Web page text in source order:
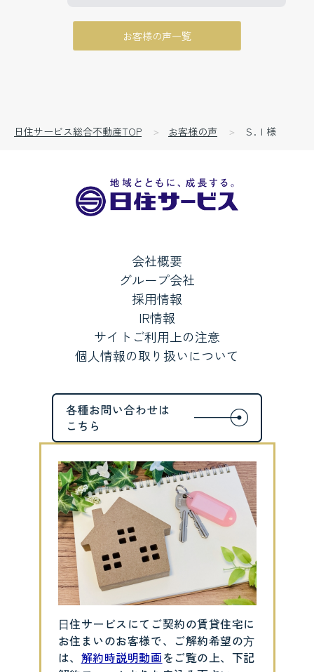
お客様の声一覧
日住サービス総合不動産TOP お客様の声 Ｓ.Ｉ様
会社概要
グループ会社
採用情報
IR情報
サイトご利用上の注意
個人情報の取り扱いについて
⽇住サービスにてご契約の賃貸住宅に
お住まいのお客様で、ご解約希望の⽅
は、 解約時説明動画をご覧の上、下記